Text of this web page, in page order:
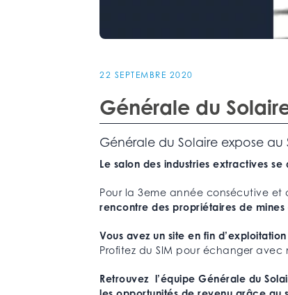
22 SEPTEMBRE 2020
Générale du
Générale du Solaire expose au
Le salon des industries extractives
Pour la 3eme année consécutive
rencontre des propriétaires de
Vous avez un site en fin d’exploitation
Profitez du SIM pour échanger avec
Retrouvez l’équipe Générale du